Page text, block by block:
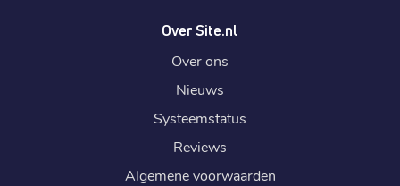
Over Site.nl
Over ons
Nieuws
Systeemstatus
Reviews
Algemene voorwaarden